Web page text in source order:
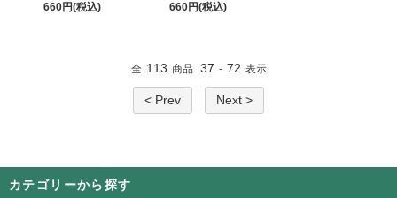
660円(税込)
660円(税込)
全 113 商品 37 - 72 表示
< Prev Next >
カテゴリーから探す